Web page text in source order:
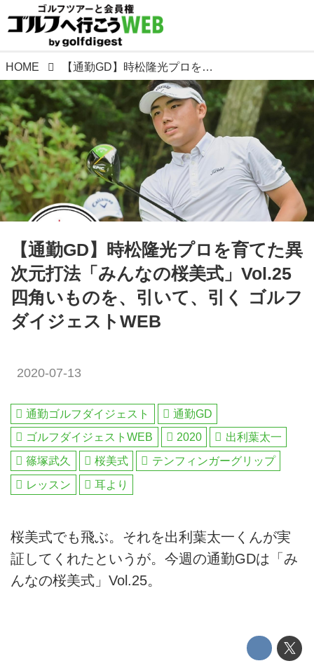
HOME 【通勤GD】時松隆光プロを育てた異次元打法「みんなの桜美式」Vol.25 四角いものを、引いて、引く ゴルフダイジェストWEB
【通勤GD】時松隆光プロを育てた異
次元打法「みんなの桜美式」Vol.25
四角いものを、引いて、引く ゴルフ
ダイジェストWEB
2020-07-13
通勤ゴルフダイジェスト
通勤GD
ゴルフダイジェストWEB
2020
出利葉太一
篠塚武久
桜美式
テンフィンガーグリップ
レッスン
耳より
桜美式でも飛ぶ。それを出利葉太一くんが実
証してくれたというが。今週の通勤GDは「み
んなの桜美式」Vol.25。